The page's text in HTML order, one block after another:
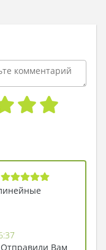
таким ярким
в нем не было
он показался
был спокойный,
а во дворе
Ева
по размеру,
заметила, как
и направился
- вежливо
я ищу, когда
всего мне
воды со
Вам